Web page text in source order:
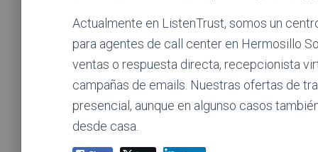
Actualmente en ListenTrust, somos un
para agentes de call center en Hermosillo
ventas o respuesta directa, recepcionista
campañas de emails. Nuestras ofertas de
presencial, aunque en algunso casos
desde casa.